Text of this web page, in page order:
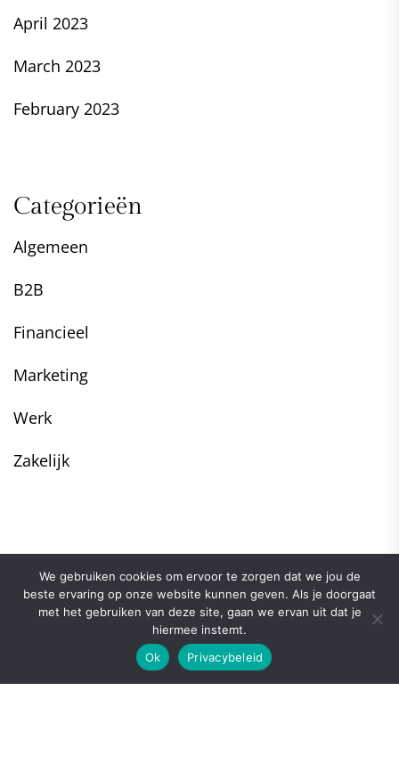
April 2023
March 2023
February 2023
Categorieën
Algemeen
B2B
Financieel
Marketing
Werk
Zakelijk
We gebruiken cookies om ervoor te zorgen dat we jou de
beste ervaring op onze website kunnen geven. Als je doorgaat
met het gebruiken van deze site, gaan we ervan uit dat je
hiermee instemt.
Ok
Privacybeleid